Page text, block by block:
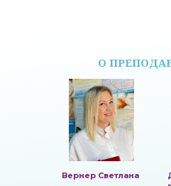
О
Вернер Светлана